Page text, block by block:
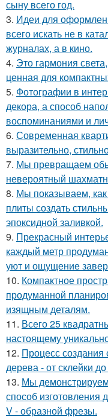
сыну всего год.
3. Идеи для
всего искать не в
журналах, а в кино.
4. Это гармония
ценная для
5. Фотографии в
декора, а способ
воспоминаниями и
6. Современная
выразительно,
7. Мы превращаем
невероятный
8. Мы показываем,
плиты создать
эпоксидной заливкой.
9. Прекрасный
каждый метр
уют и ощущение
10. Компактное
продуманной
изящным деталям.
11. Всего 25
настоящему
12. Процесс создания
дерева - от склейки
13. Мы
способ
V - образной фрезы.